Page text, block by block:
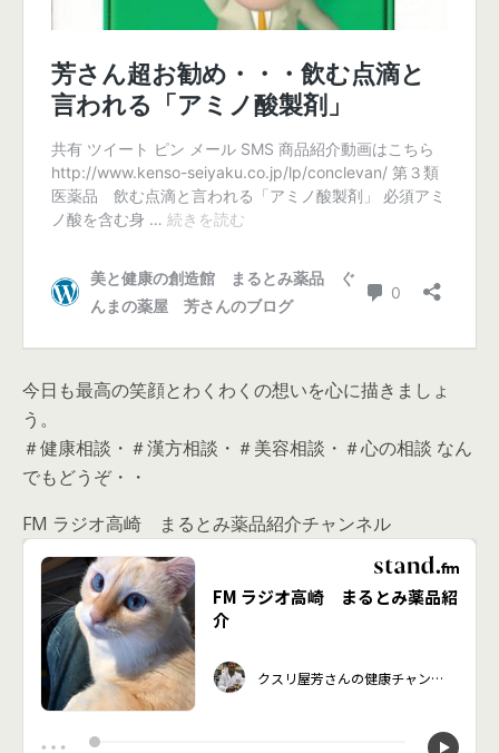
今日も最高の笑顔とわくわくの想いを心に描きましょ
う。
＃健康相談・＃漢方相談・＃美容相談・＃心の相談 なん
でもどうぞ・・
FM ラジオ高崎 まるとみ薬品紹介チャンネル